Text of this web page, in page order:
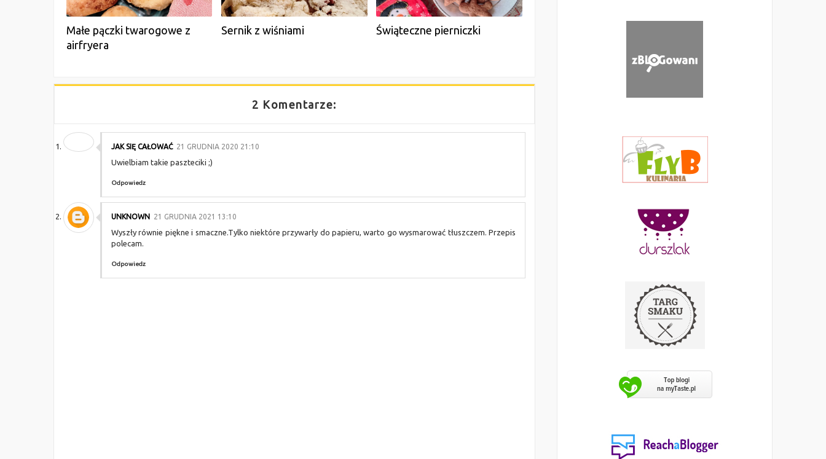
Małe pączki twarogowe z
airfryera
Sernik z wiśniami Świąteczne pierniczki
2 Komentarze:
JAK SIĘ CAŁOWAĆ 21 GRUDNIA 2020 21:10
Uwielbiam takie paszteciki ;)
Odpowiedz
UNKNOWN 21 GRUDNIA 2021 13:10
Wyszły równie piękne i smaczne.Tylko niektóre przywarły do papieru, warto go wysmarować tłuszczem. Przepis
polecam.
Odpowiedz